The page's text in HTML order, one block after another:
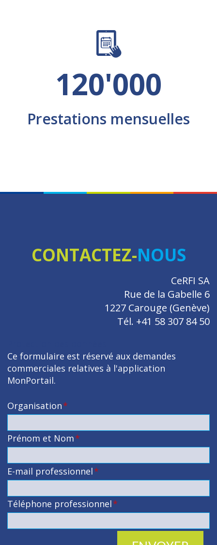
120'000
Prestations mensuelles
CONTACTEZ-NOUS
CeRFI SA
Rue de la Gabelle 6
1227 Carouge (Genève)
Tél. +41 58 307 84 50
Ce formulaire est réservé aux demandes
commerciales relatives à l'application
MonPortail.
Organisation*
Prénom et Nom*
E-mail professionnel*
Téléphone professionnel*